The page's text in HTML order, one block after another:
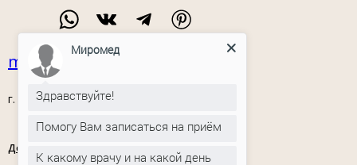
Документы
конфиденциальности
miromed72@mail.ru
г. Тюмень, ул. Орловская, 54
Миромед
Здравствуйте!
Помогу Вам записаться на приём
К какому врачу и на какой день